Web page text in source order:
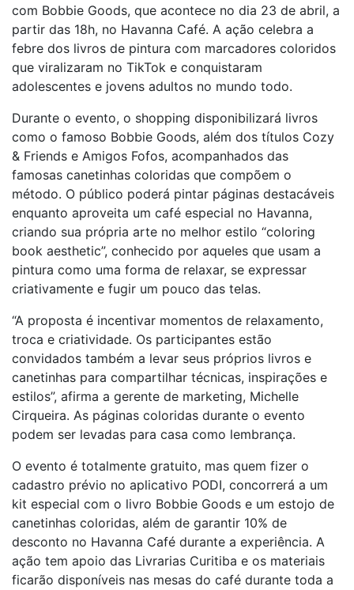
com Bobbie Goods, que acontece no dia 23 de abril, a
partir das 18h, no Havanna Café. A ação celebra a
febre dos livros de pintura com marcadores coloridos
que viralizaram no TikTok e conquistaram
adolescentes e jovens adultos no mundo todo.
Durante o evento, o shopping disponibilizará livros
como o famoso Bobbie Goods, além dos títulos Cozy
& Friends e Amigos Fofos, acompanhados das
famosas canetinhas coloridas que compõem o
método. O público poderá pintar páginas destacáveis
enquanto aproveita um café especial no Havanna,
criando sua própria arte no melhor estilo “coloring
book aesthetic”, conhecido por aqueles que usam a
pintura como uma forma de relaxar, se expressar
criativamente e fugir um pouco das telas.
“A proposta é incentivar momentos de relaxamento,
troca e criatividade. Os participantes estão
convidados também a levar seus próprios livros e
canetinhas para compartilhar técnicas, inspirações e
estilos”, afirma a gerente de marketing, Michelle
Cirqueira. As páginas coloridas durante o evento
podem ser levadas para casa como lembrança.
O evento é totalmente gratuito, mas quem fizer o
cadastro prévio no aplicativo PODI, concorrerá a um
kit especial com o livro Bobbie Goods e um estojo de
canetinhas coloridas, além de garantir 10% de
desconto no Havanna Café durante a experiência. A
ação tem apoio das Livrarias Curitiba e os materiais
ficarão disponíveis nas mesas do café durante toda a